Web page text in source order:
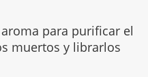
para purificar el
muertos y librarlos